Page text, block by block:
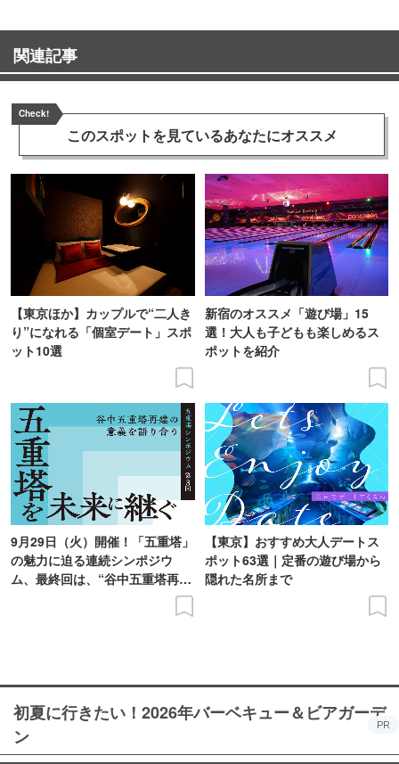
関連記事
Check!
このスポットを見ているあなたにオススメ
【東京ほか】カップルで“二人き
り”になれる「個室デート」スポ
ット10選
新宿のオススメ「遊び場」15
選！大人も子どもも楽しめるス
ポットを紹介
9月29日（火）開催！「五重塔」
の魅力に迫る連続シンポジウ
ム、最終回は、“谷中五重塔再建
【東京】おすすめ大人デートス
ポット63選｜定番の遊び場から
隠れた名所まで
初夏に行きたい！2026年バーベキュー＆ビアガーデ
ン
PR